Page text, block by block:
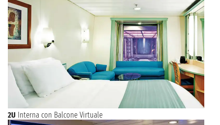
2U Interna con Balcone Virtuale